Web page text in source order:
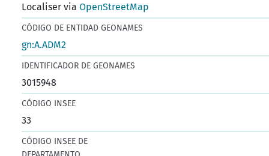
Localiser viaOpenStreetMap
CÓDIGO DE ENTIDAD GEONAMES
gn:A.ADM2
IDENTIFICADOR DE GEONAMES
3015948
CÓDIGO INSEE
33
CÓDIGO INSEE DE